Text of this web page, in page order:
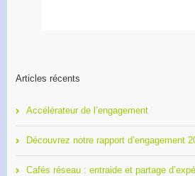
Articles récents
Accélérateur de l’engagement
Découvrez notre rapport d’engagement
Cafés réseau : entraide et partage